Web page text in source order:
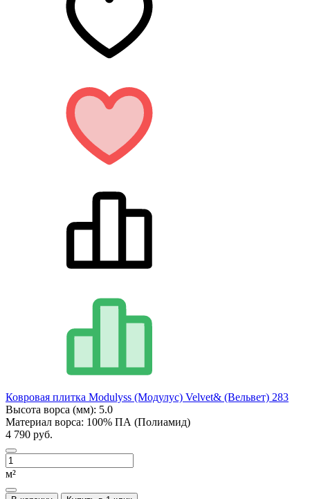
Ковровая плитка Modulyss (Модулус) Velvet& (Вельвет) 283
Высота ворса (мм): 5.0
Материал ворса: 100% ПА (Полиамид)
4 790 руб.
м²